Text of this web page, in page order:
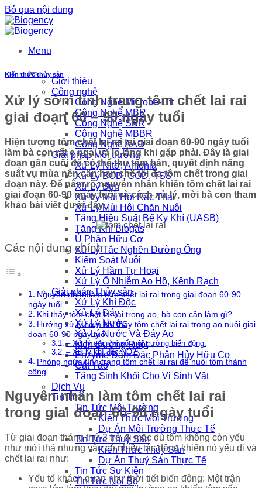
Bỏ qua nội dung
Menu
Giới thiệu
Công nghệ
Công Nghệ Microbe-Lift
Công Nghệ MBR
Công Nghệ SBR
Công Nghệ MBBR
Công Nghệ AAO
Giải pháp Môi trường
Xử Lý Nitơ, Amonia
Xử Lý BOD, COD, TSS
Xử Lý Bùn
Xử Lý Mùi Hôi Rác Thải
Xử Lý Mùi Hôi Chăn Nuôi
Tăng Hiệu Suất Bể Kỵ Khí (UASB)
Tăng Khí Biogas
Ủ Phân Hữu Cơ
Xử Lý Tắc Nghẽn Đường Ống
Kiểm Soát Muỗi
Xử Lý Hầm Tự Hoại
Xử Lý Ô Nhiễm Ao Hồ, Kênh Rạch
Giải pháp Thủy sản
Xử Lý Khí Độc
Xử Lý Đáy
Xử Lý Nước
Xử Lý Nước Và Đáy Ao
Men Đường Ruột
Enzyme Đậm Đặc Phân Hủy Hữu Cơ
Cắt Tảo
Tăng Sinh Khối Cho Vi Sinh Vật
Dịch Vụ
Tin Tức
Tin Tức Môi Trường
Kiến Thức Môi Trường
Dự Án Môi Trường Thực Tế
Tin Tức Thuỷ Sản
Kiến Thức Thủy Sản
Dự Án Thuỷ Sản Thực Tế
Tin Tức Sự Kiện
Tin Tức Nội Bộ
Kiến thức thủy sản
Xử lý sớm tình trạng tôm chết lai rai
giai đoạn 60 – 90 ngày tuổi
Hiện tượng tôm chết lai rai tại giai đoạn 60-90 ngày tuổi
làm bà con rất e ngại và lo lắng khi gặp phải. Đây là giai
đoạn gần cuối để có thể thu tôm bán, quyết định năng
suất vụ mùa nên cần hạn chế tối đa tôm chết trong giai
đoạn này. Để nắm rõ nguyên nhân khiến tôm chết lai rai
giai đoạn 60-90 ngày tuổi và cách xử lý, mời bà con tham
khảo bài viết dưới đây.
Các nội dung chính
Nguyên nhân làm tôm chết lai rai trong giai đoạn 60-90
ngày tuổi
Khi thấy tôm chết lai rai trong ao, bà con cần làm gì?
Hướng xử lý sớm khi thấy tôm chết lai rai trong ao nuôi giai
đoạn 60-90 ngày tuổi
– Xử lý các chỉ số môi trường biến động:
– Xử lý khí độc NO2:
Phòng ngừa tình trạng tôm chết lai rai để nuôi tôm thành
công
Nguyên nhân làm tôm chết lai rai
trong giai đoạn 60-90 ngày tuổi
Từ giai đoạn tháng thứ 3 trở đi mặc dù tôm không còn yếu
như mới thả nhưng vẫn có nhiều tác động khiến nó yếu đi và
chết lai rai như:
Yếu tố khách quan như thời tiết biến động: Một trận